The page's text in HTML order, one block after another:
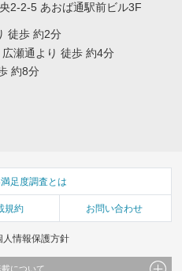
2-2-5 あおば通駅前ビル3F
徒歩 約2分
瀬通より 徒歩 約4分
約8分
足度調査とは
規約 お問い合わせ
人情報保護方針
について